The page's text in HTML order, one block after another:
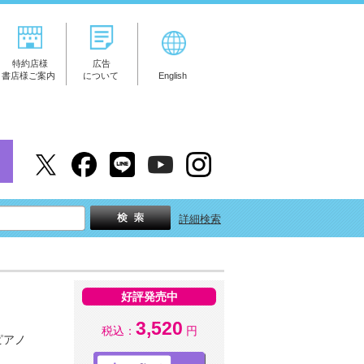
特約店様
書店様ご案内
広告
について
English
詳細検索
ノ
好評発売中
税込： 3,520 円